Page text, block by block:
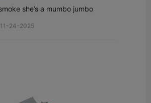
she’s a mumbo jumbo
24-2025